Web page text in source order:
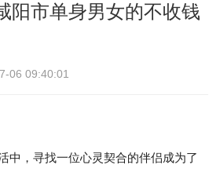
阳市单身男女的不收钱
06 09:40:01
，寻找一位心灵契合的伴侣成为了